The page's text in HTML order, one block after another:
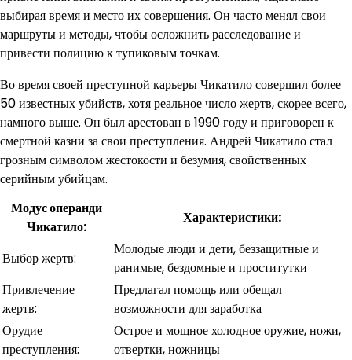
выбирая время и место их совершения. Он часто менял свои
маршруты и методы, чтобы осложнить расследование и
привести полицию к тупиковым точкам.
Во время своей преступной карьеры Чикатило совершил более
50 известных убийств, хотя реальное число жертв, скорее всего,
намного выше. Он был арестован в 1990 году и приговорен к
смертной казни за свои преступления. Андрей Чикатило стал
грозным символом жестокости и безумия, свойственных
серийным убийцам.
Модус операнди
Чикатило:
Характеристики:
Выбор жертв:
Молодые люди и дети, беззащитные и
ранимые, бездомные и проститутки
Привлечение
жертв:
Предлагал помощь или обещал
возможности для заработка
Орудие
преступления:
Острое и мощное холодное оружие, ножи,
отвертки, ножницы